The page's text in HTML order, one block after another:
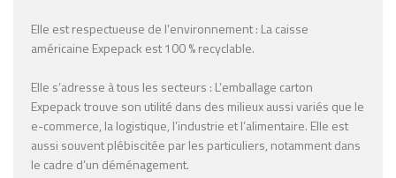
Elle est respectueuse de l’environnement : La caisse
américaine Expepack est 100 % recyclable.
Elle s’adresse à tous les secteurs : L’emballage carton
Expepack trouve son utilité dans des milieux aussi variés que le
e-commerce, la logistique, l’industrie et l’alimentaire. Elle est
aussi souvent plébiscitée par les particuliers, notamment dans
le cadre d’un déménagement.